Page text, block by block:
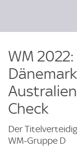
WM
Check
Der
WM-Gruppe D